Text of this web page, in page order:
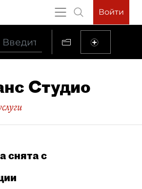
Войти
Студио
снята с